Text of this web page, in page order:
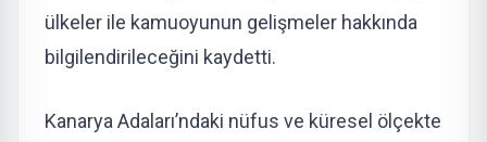
ülkeler ile kamuoyunun gelişmeler hakkında
bilgilendirileceğini kaydetti.
Kanarya Adaları’ndaki nüfus ve küresel ölçekte